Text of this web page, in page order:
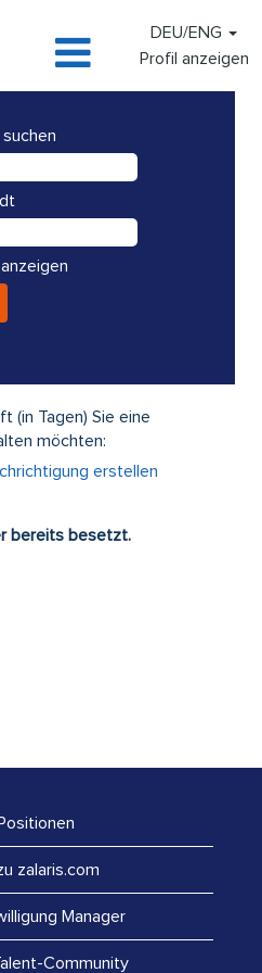
DEU/ENG
Profil anzeigen
(in Tagen) Sie eine
möchten:
erstellen
bereits besetzt.
zalaris.com
Manager
Community